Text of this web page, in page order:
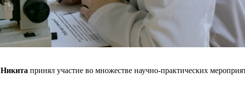
Никита принял участие во множестве научно-практических